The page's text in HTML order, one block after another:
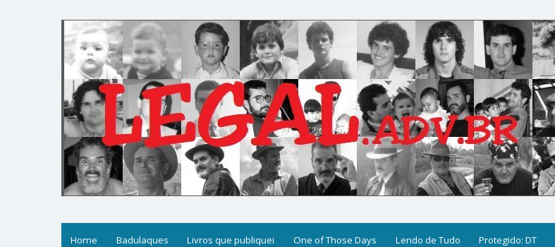
Home Badulaques Livros que publiquei One of Those Days Lendo de Tudo Protegido: DT